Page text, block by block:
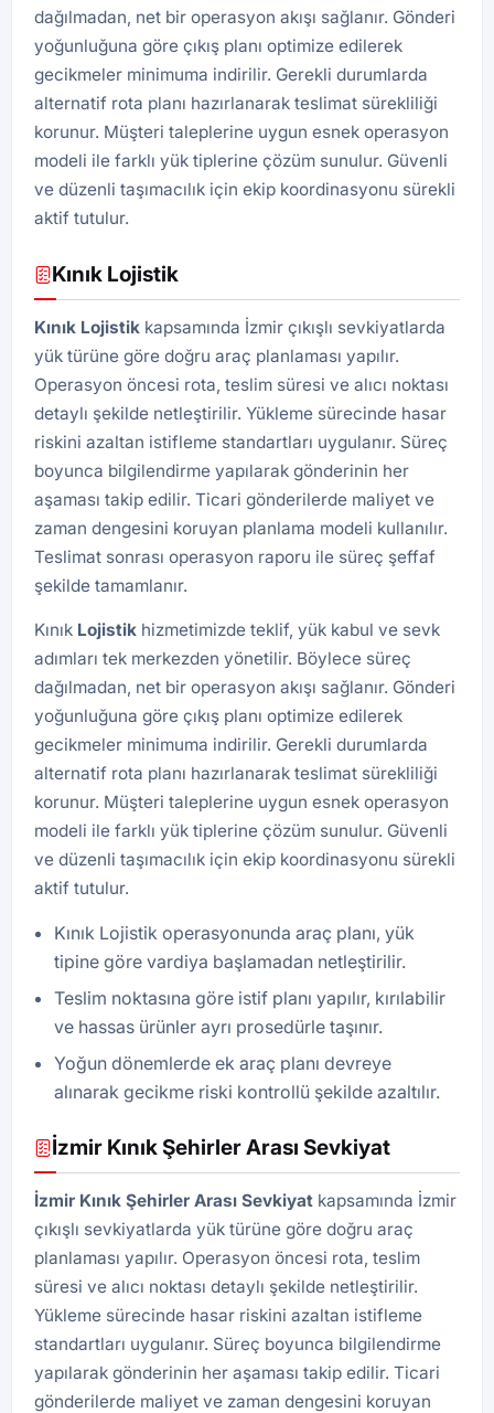
dağılmadan, net bir operasyon akışı sağlanır. Gönderi
yoğunluğuna göre çıkış planı optimize edilerek
gecikmeler minimuma indirilir. Gerekli durumlarda
alternatif rota planı hazırlanarak teslimat sürekliliği
korunur. Müşteri taleplerine uygun esnek operasyon
modeli ile farklı yük tiplerine çözüm sunulur. Güvenli
ve düzenli taşımacılık için ekip koordinasyonu sürekli
aktif tutulur.
Kınık Lojistik
Kınık Lojistik kapsamında İzmir çıkışlı sevkiyatlarda
yük türüne göre doğru araç planlaması yapılır.
Operasyon öncesi rota, teslim süresi ve alıcı noktası
detaylı şekilde netleştirilir. Yükleme sürecinde hasar
riskini azaltan istifleme standartları uygulanır. Süreç
boyunca bilgilendirme yapılarak gönderinin her
aşaması takip edilir. Ticari gönderilerde maliyet ve
zaman dengesini koruyan planlama modeli kullanılır.
Teslimat sonrası operasyon raporu ile süreç şeffaf
şekilde tamamlanır.
Kınık Lojistik hizmetimizde teklif, yük kabul ve sevk
adımları tek merkezden yönetilir. Böylece süreç
dağılmadan, net bir operasyon akışı sağlanır. Gönderi
yoğunluğuna göre çıkış planı optimize edilerek
gecikmeler minimuma indirilir. Gerekli durumlarda
alternatif rota planı hazırlanarak teslimat sürekliliği
korunur. Müşteri taleplerine uygun esnek operasyon
modeli ile farklı yük tiplerine çözüm sunulur. Güvenli
ve düzenli taşımacılık için ekip koordinasyonu sürekli
aktif tutulur.
Kınık Lojistik operasyonunda araç planı, yük
tipine göre vardiya başlamadan netleştirilir.
Teslim noktasına göre istif planı yapılır, kırılabilir
ve hassas ürünler ayrı prosedürle taşınır.
Yoğun dönemlerde ek araç planı devreye
alınarak gecikme riski kontrollü şekilde azaltılır.
İzmir Kınık Şehirler Arası Sevkiyat
İzmir Kınık Şehirler Arası Sevkiyat kapsamında İzmir
çıkışlı sevkiyatlarda yük türüne göre doğru araç
planlaması yapılır. Operasyon öncesi rota, teslim
süresi ve alıcı noktası detaylı şekilde netleştirilir.
Yükleme sürecinde hasar riskini azaltan istifleme
standartları uygulanır. Süreç boyunca bilgilendirme
yapılarak gönderinin her aşaması takip edilir. Ticari
gönderilerde maliyet ve zaman dengesini koruyan